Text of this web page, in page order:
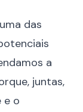
das
a
juntas,
e o